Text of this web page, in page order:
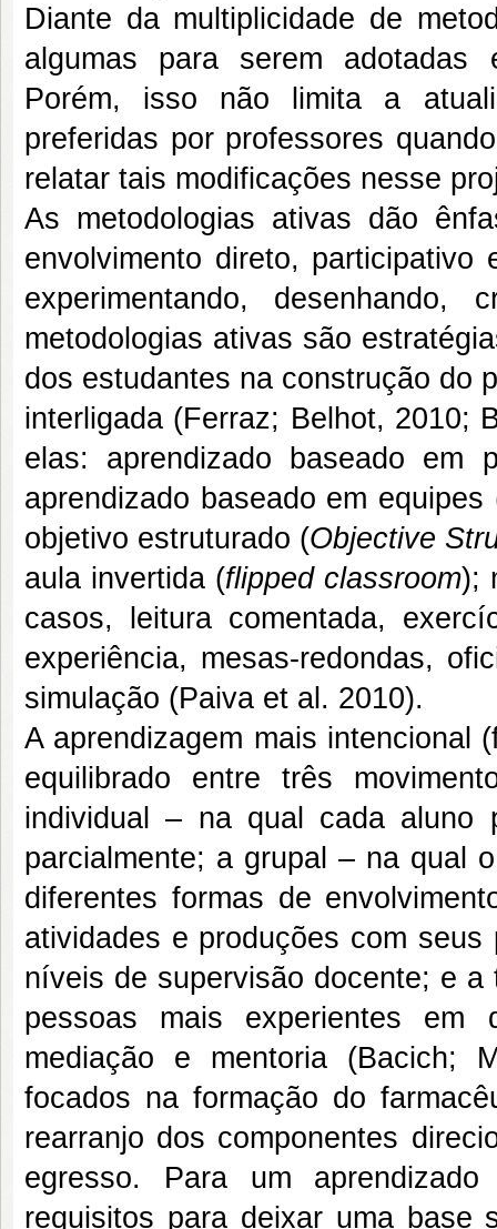
Diante da multiplicidade de
algumas para serem adotadas
Porém, isso não limita a
preferidas por professores
relatar tais modificações nesse
As metodologias ativas dão
envolvimento direto,
experimentando,
metodologias ativas são
dos estudantes na construção do
interligada (Ferraz; Belhot, 2010;
elas: aprendizado baseado em
aprendizado baseado em equipes
objetivo estruturado (Objective
aula invertida (flipped classroom);
casos, leitura comentada,
experiência, mesas-redondas,
simulação (Paiva et al. 2010).
A aprendizagem mais intencional
equilibrado entre três
individual – na qual cada aluno
parcialmente; a grupal – na qual
diferentes formas de
atividades e produções com
níveis de supervisão docente; e
pessoas mais experientes em
mediação e mentoria (Bacich;
focados na formação do
rearranjo dos componentes
egresso. Para um
requisitos para deixar uma base